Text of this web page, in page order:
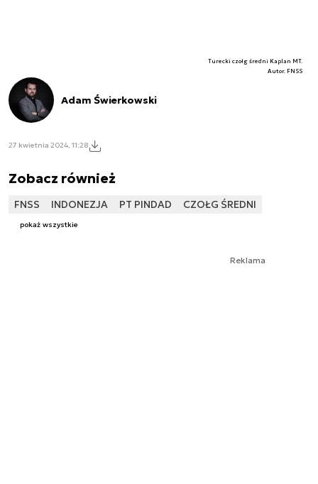
Turecki czołg średni Kaplan MT.
Autor. FNSS
Adam Świerkowski
27 kwietnia 2024, 11:28
Zobacz również
FNSS INDONEZJA PT PINDAD CZOŁG ŚREDNI
pokaż wszystkie
Reklama